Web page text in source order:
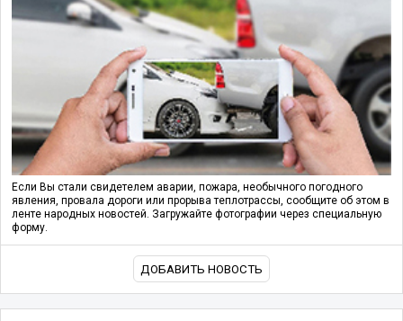
Если Вы стали свидетелем аварии, пожара, необычного погодного
явления, провала дороги или прорыва теплотрассы, сообщите об этом в
ленте народных новостей. Загружайте фотографии через специальную
форму.
ДОБАВИТЬ НОВОСТЬ